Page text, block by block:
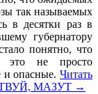
так называемых
в десятки раз в
губернатору
понятно, что
это не просто
и опасные. Читать
МАЗУТ →